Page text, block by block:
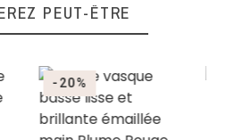
PEUT-ÊTRE
-20%